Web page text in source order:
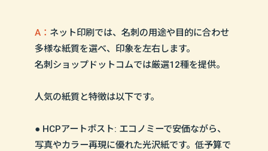
A： ネット印刷では、名刺の用途や目的に合わせ
多様な紙質を選べ、印象を左右します。
名刺ショップドットコムでは厳選12種を提供。
人気の紙質と特徴は以下です。
● HCPアートポスト: エコノミーで安価ながら、
写真やカラー再現に優れた光沢紙です。低予算で